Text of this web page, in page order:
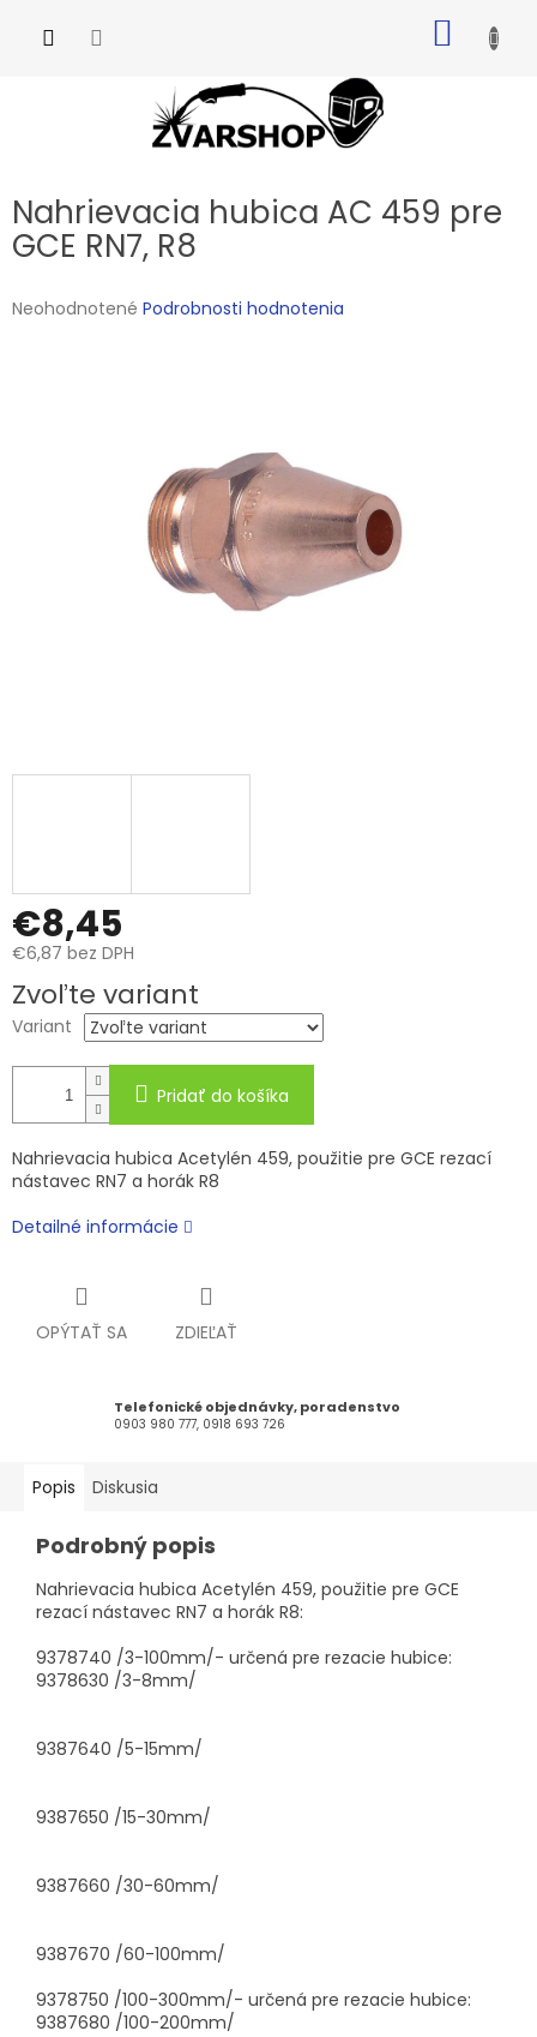
KOŠÍK
Nahrievacia hubica AC 459 pre
GCE RN7, R8
Priemerné
Neohodnotené Podrobnosti hodnotenia
€8,45
€6,87 bez DPH
Jednotková
cena:
Zvoľte variant
Variant
Pridať do košíka
Nahrievacia hubica Acetylén 459, použitie pre GCE rezací
nástavec RN7 a horák R8
Detailné informácie
OPÝTAŤ SA ZDIEĽAŤ
Telefonické objednávky, poradenstvo
0903 980 777, 0918 693 726
Popis Diskusia
Podrobný popis
Nahrievacia hubica Acetylén 459, použitie pre GCE
rezací nástavec RN7 a horák R8:
9378740 /3-100mm/- určená pre rezacie hubice:
9378630 /3-8mm/
9387640 /5-15mm/
9387650 /15-30mm/
9387660 /30-60mm/
9387670 /60-100mm/
9378750 /100-300mm/- určená pre rezacie hubice:
9387680 /100-200mm/